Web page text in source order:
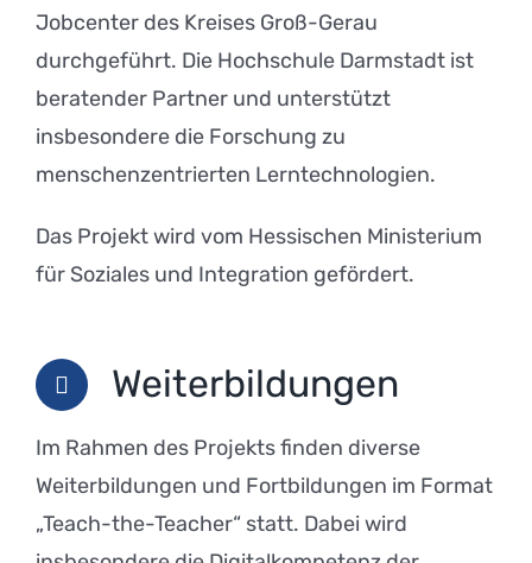
Jobcenter des Kreises Groß-Gerau
durchgeführt. Die Hochschule Darmstadt ist
beratender Partner und unterstützt
insbesondere die Forschung zu
menschenzentrierten Lerntechnologien.
Das Projekt wird vom Hessischen Ministerium
für Soziales und Integration gefördert.
Weiterbildungen
Im Rahmen des Projekts finden diverse
Weiterbildungen und Fortbildungen im Format
„Teach-the-Teacher“ statt. Dabei wird